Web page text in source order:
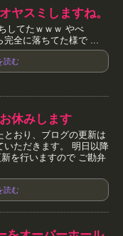
ヤスミしますね。
してたｗｗｗ やべ
完全に落ちてた様で ...
読む
休みします
とおり、ブログの更新は
いただきます。 明日以降
を行いますので ご勘弁
読む